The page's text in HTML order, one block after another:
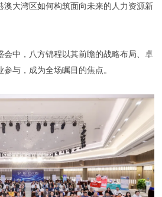
澳大湾区如何构筑面向未来的人力资源新
会中，八方锦程以其前瞻的战略布局、卓
与，成为全场瞩目的焦点。